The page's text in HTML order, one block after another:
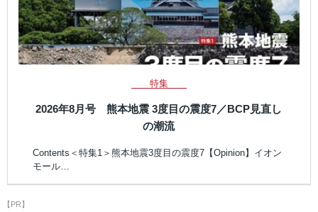
特集
2026年8月号 熊本地震 3度目の震度7／BCP見直し
の潮流
Contents＜特集1＞熊本地震3度目の震度7【Opinion】イオン
モール…
【PR】